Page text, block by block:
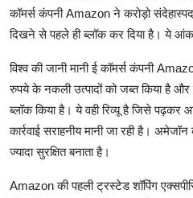
कॉमर्स कंपनी Amazon ने करोड़ो
दिखने से पहले ही ब्लॉक कर दिया है। ये
विश्व की जानी मानी ई कॉमर्स कंपनी
रुपये के नकली उत्पादों को जब्त किया है और
ब्लॉक किया है। ये वही रिव्यू है जिसे
कार्रवाई सराहनीय मानी जा रही है।
ज्यादा सुरक्षित बनाता है।
Amazon की पहली ट्रस्टेड शॉपिंग